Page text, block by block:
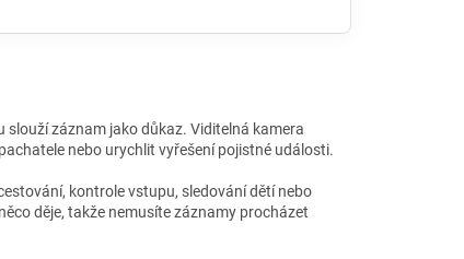
slouží záznam jako důkaz. Viditelná kamera
nebo urychlit vyřešení pojistné události.
kontrole vstupu, sledování dětí nebo
děje, takže nemusíte záznamy procházet